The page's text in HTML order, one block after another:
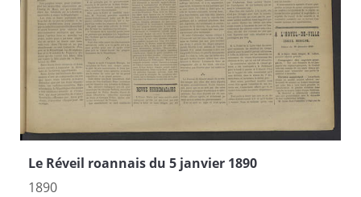
Le Réveil roannais du 5 janvier 1890
1890